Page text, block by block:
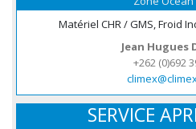
Matériel CHR / GMS, Froid
Jean Hugues
+262 (0)692
SERVICE